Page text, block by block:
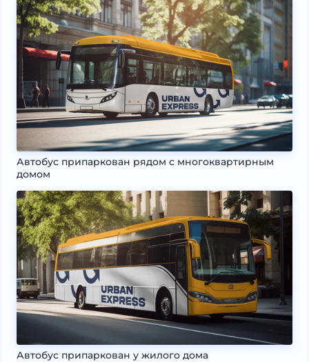
Автобус припаркован рядом с многоквартирным
домом
Автобус припаркован у жилого дома